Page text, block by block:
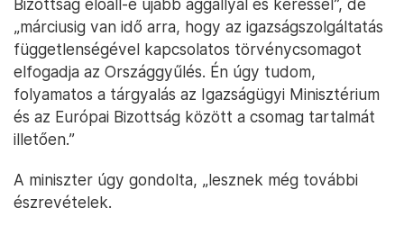
Bizottság előáll-e újabb aggállyal és kéréssel”, de
„márciusig van idő arra, hogy az igazságszolgáltatás
függetlenségével kapcsolatos törvénycsomagot
elfogadja az Országgyűlés. Én úgy tudom,
folyamatos a tárgyalás az Igazságügyi Minisztérium
és az Európai Bizottság között a csomag tartalmát
illetően.”
A miniszter úgy gondolta, „lesznek még további
észrevételek.